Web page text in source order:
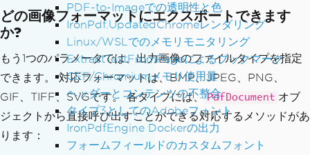
PDF-to-Imageでの透明性と色
IronPdf.UpdatedChromeレンダリング
Linux/WSLでのメモリモニタリング
ExtractTextFromPageによるブックマーク
CEF/Chromiumメモリ使用量
ヘッダーとコンテンツの不整合
タイプ3としてのAdobeフォント
IronPdfEngine Dockerの出力
フォームフィールドのカスタムフォント
どの画像フォーマットにエクスポートできます
か?
もう1つのパラメータでは、出力画像のファイルタイプを指定
できます。 対応フォーマットは、BMP、JPEG、PNG、
GIF、TIFF、SVGです。 各タイプには、 PdfDocument オブ
ジェクトから直接呼び出すことができる対応するメソッドがあ
ります：